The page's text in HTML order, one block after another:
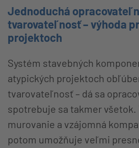
Jednoduchá
tvarovateľnosť – výhoda
projektoch
Systém stavebných
atypických projektoch
tvarovateľnosť – dá sa
spotrebuje sa takmer
murovanie a vzájomná
potom umožňuje veľmi